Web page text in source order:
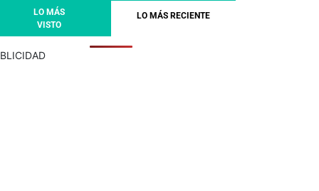
LO MÁS
VISTO
LO MÁS RECIENTE